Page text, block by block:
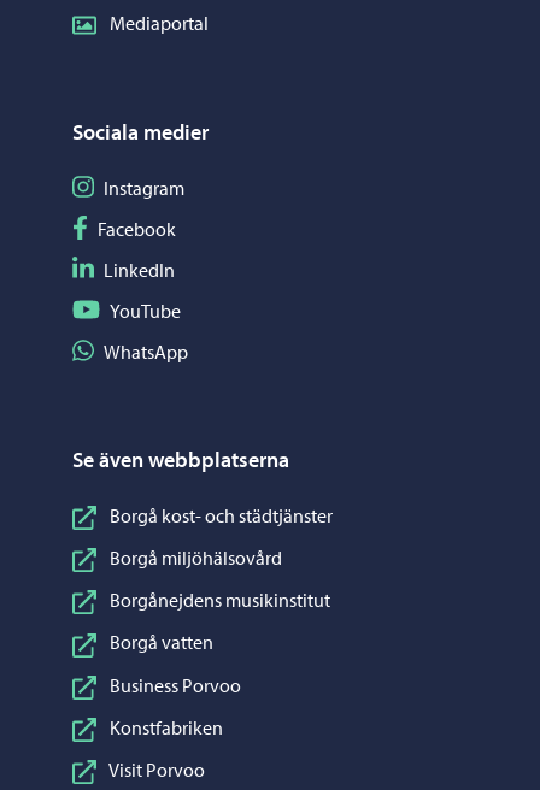
Mediaportal
Sociala medier
Följ på Instagram
Instagram
Följ på Facebook
Facebook
Följ på LinkedIn
LinkedIn
Följ på YouTube
YouTube
Dela på WhatsApp
WhatsApp
Se även webbplatserna
Borgå kost- och städtjänster
Borgå miljöhälsovård
Borgånejdens musikinstitut
Borgå vatten
Business Porvoo
Konstfabriken
Visit Porvoo